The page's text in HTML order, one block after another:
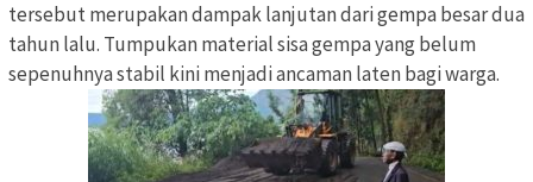
tersebut merupakan dampak lanjutan dari gempa besar dua
tahun lalu. Tumpukan material sisa gempa yang belum
sepenuhnya stabil kini menjadi ancaman laten bagi warga.